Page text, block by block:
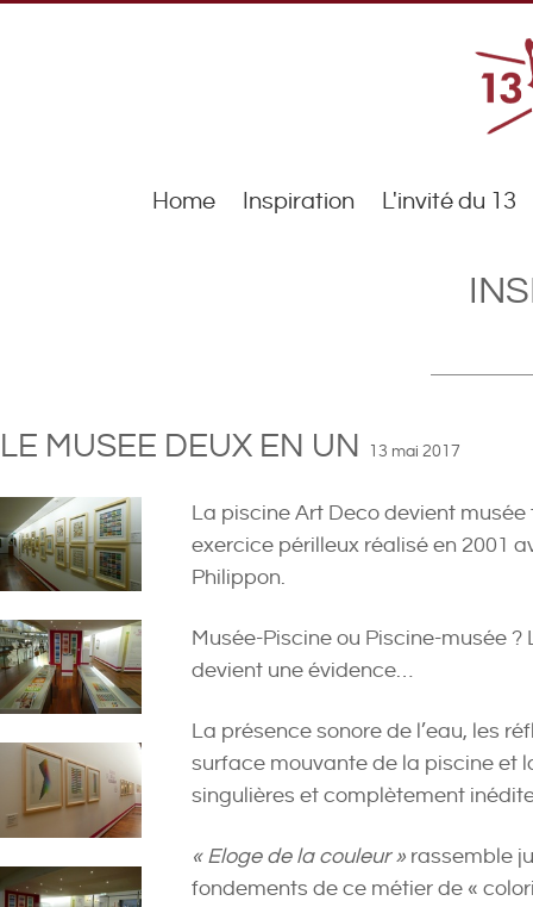
Home Inspiration L'invité du 13
LE MUSEE DEUX EN UN 13 mai 2017
La piscine Art Deco devient
exercice périlleux réalisé en 2001
Philippon.
Musée-Piscine ou Piscine-musée
devient une évidence…
La présence sonore de l’eau, les
surface mouvante de la piscine et
singulières et complètement
« Eloge de la couleur » rassemble
fondements de ce métier de «